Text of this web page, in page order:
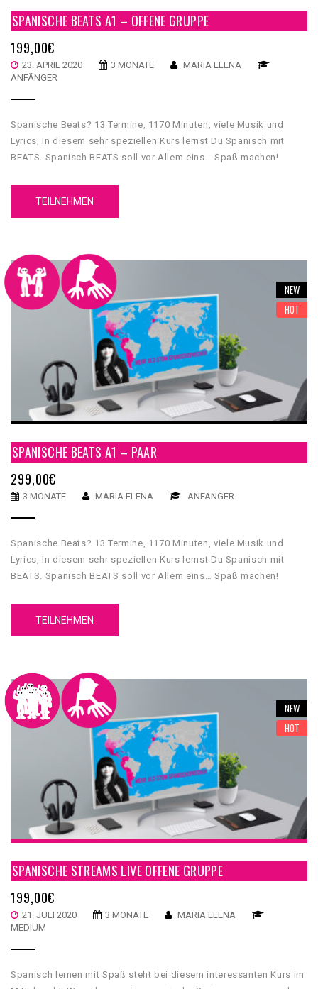
SPANISCHE BEATS A1 – OFFENE GRUPPE
199,00€
23. APRIL 2020 3 MONATE
MARIA ELENA
ANFÄNGER
Spanische Beats? 13 Termine, 1170 Minuten, viele Musik und
Lyrics, In diesem sehr speziellen Kurs lernst Du Spanisch mit
BEATS. Spanisch BEATS soll vor Allem eins… Spaß machen!
Konzepts. Lade Freunde und Bekannte ein und Ihr lernt beim
südamerikanische Musik als Beispiel nehmen, Aber auch
POP/Rock kommt bei diesem Kurs nicht zu knapp.
TEILNEHMEN
NEW
HOT
SPANISCHE BEATS A1 – PAAR
299,00€
3 MONATE MARIA ELENA ANFÄNGER
Spanische Beats? 13 Termine, 1170 Minuten, viele Musik und
Lyrics, In diesem sehr speziellen Kurs lernst Du Spanisch mit
BEATS. Spanisch BEATS soll vor Allem eins… Spaß machen!
Konzepts. Lade Freunde und Bekannte ein und Ihr lernt beim
südamerikanische Musik als Beispiel nehmen, Aber auch
POP/Rock kommt bei diesem Kurs nicht zu knapp.
TEILNEHMEN
NEW
HOT
SPANISCHE STREAMS LIVE OFFENE GRUPPE
199,00€
21. JULI 2020 3 MONATE
MARIA ELENA
MEDIUM
Spanisch lernen mit Spaß steht bei diesem interessanten Kurs im